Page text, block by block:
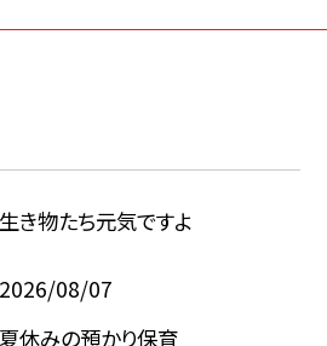
生き物たち元気ですよ
2026/08/07
夏休みの預かり保育